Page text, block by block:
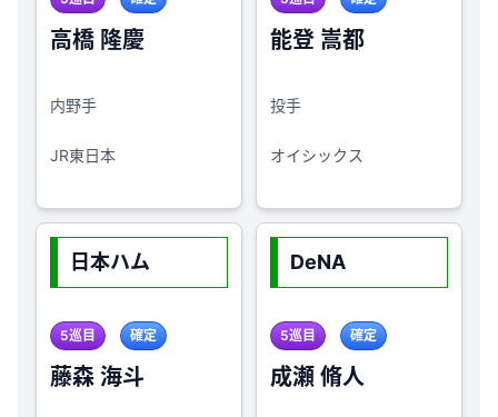
高橋 隆慶
内野手
JR東日本
能登 嵩都
投手
オイシックス
日本ハム
5巡目 確定
藤森 海斗
DeNA
5巡目 確定
成瀬 脩人